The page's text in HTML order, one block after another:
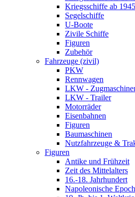
Kriegsschiffe ab 1945
Segelschiffe
U-Boote
Zivile Schiffe
Figuren
Zubehör
Fahrzeuge (zivil)
PKW
Rennwagen
LKW -
LKW - Trailer
Motorräder
Eisenbahnen
Figuren
Baumaschinen
Nutzfahrzeuge &
Figuren
Antike und Frühzeit
Zeit des Mittelalters
16.-18. Jahrhundert
Napoleonische